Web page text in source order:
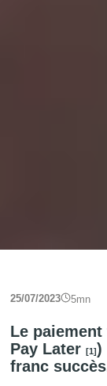
25/07/2023 5mn
Le
Pay Later [1])
franc